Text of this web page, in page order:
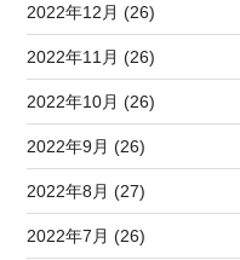
2022年12月 (26)
2022年11月 (26)
2022年10月 (26)
2022年9月 (26)
2022年8月 (27)
2022年7月 (26)